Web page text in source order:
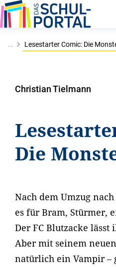
... Lesestarter Comic: Die
Christian Tielmann
Die
Nach dem Umzug
es für Bram, Stürmer,
Der FC Blutzacke
Aber mit seinem
natürlich ein Vampir –